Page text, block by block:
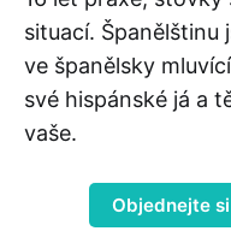
situací. Španělštinu
ve španělsky
své hispánské já a
vaše.
Objednejte